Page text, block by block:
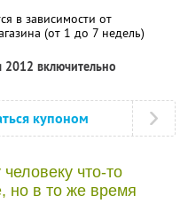
в зависимости от
(от 1 до 7 недель)
2012 включительно
купоном
что-то
но в то же время